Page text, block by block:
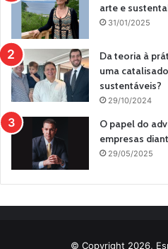
arte e
31/01/2025
Da teoria à
uma
sustentáveis?
29/10/2024
O papel do
empresas
29/05/2025
© Copyright 2026,